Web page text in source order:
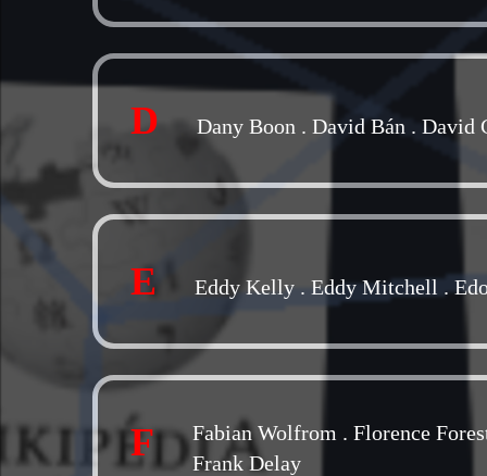
D Dany Boon . David Bán . David
E Eddy Kelly . Eddy Mitchell .
F Fabian Wolfrom . Florence
Frank Delay